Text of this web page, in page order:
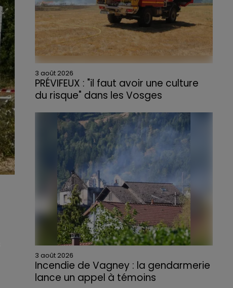
3 août 2026
PRÉVIFEUX : "il faut avoir une culture
du risque" dans les Vosges
3 août 2026
Incendie de Vagney : la gendarmerie
lance un appel à témoins